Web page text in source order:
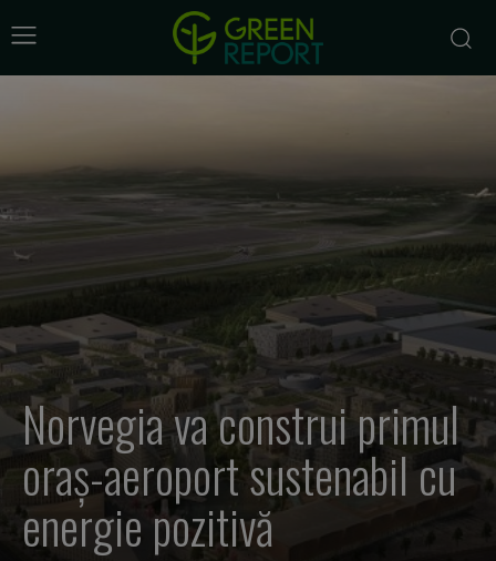
Norvegia va construi primul
oraș-aeroport sustenabil cu
energie pozitivă